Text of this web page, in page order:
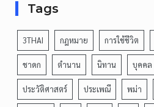
Tags
3THAI กฎหมาย การใช้ชีวิต
ชาดก ตำนาน นิทาน บุคคล
ประวัติศาสตร์ ประเพณี พม่า